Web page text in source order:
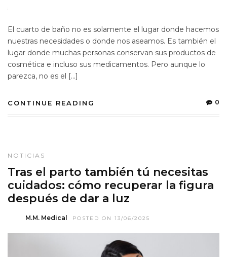
El cuarto de baño no es solamente el lugar donde hacemos
nuestras necesidades o donde nos aseamos. Es también el
lugar donde muchas personas conservan sus productos de
cosmética e incluso sus medicamentos. Pero aunque lo
parezca, no es el […]
CONTINUE READING 0
NOTICIAS
Tras el parto también tú necesitas
cuidados: cómo recuperar la figura
después de dar a luz
M.M. Medical POSTED ON 13/06/2025